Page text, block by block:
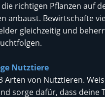
richtigen Pflanzen auf
anbaust. Bewirtschafte
gleichzeitig und
Nutztiere
Arten von Nutztieren.
sorge dafür, dass deine